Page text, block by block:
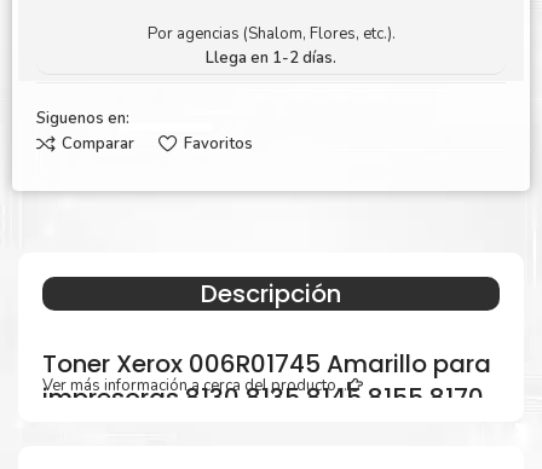
Por agencias (Shalom, Flores, etc.).
Llega en 1-2 días.
Siguenos en:
Comparar
Favoritos
Descripción
Toner Xerox 006R01745 Amarillo para
impresoras 8130 8135 8145 8155 8170
Ver más información a cerca del producto...